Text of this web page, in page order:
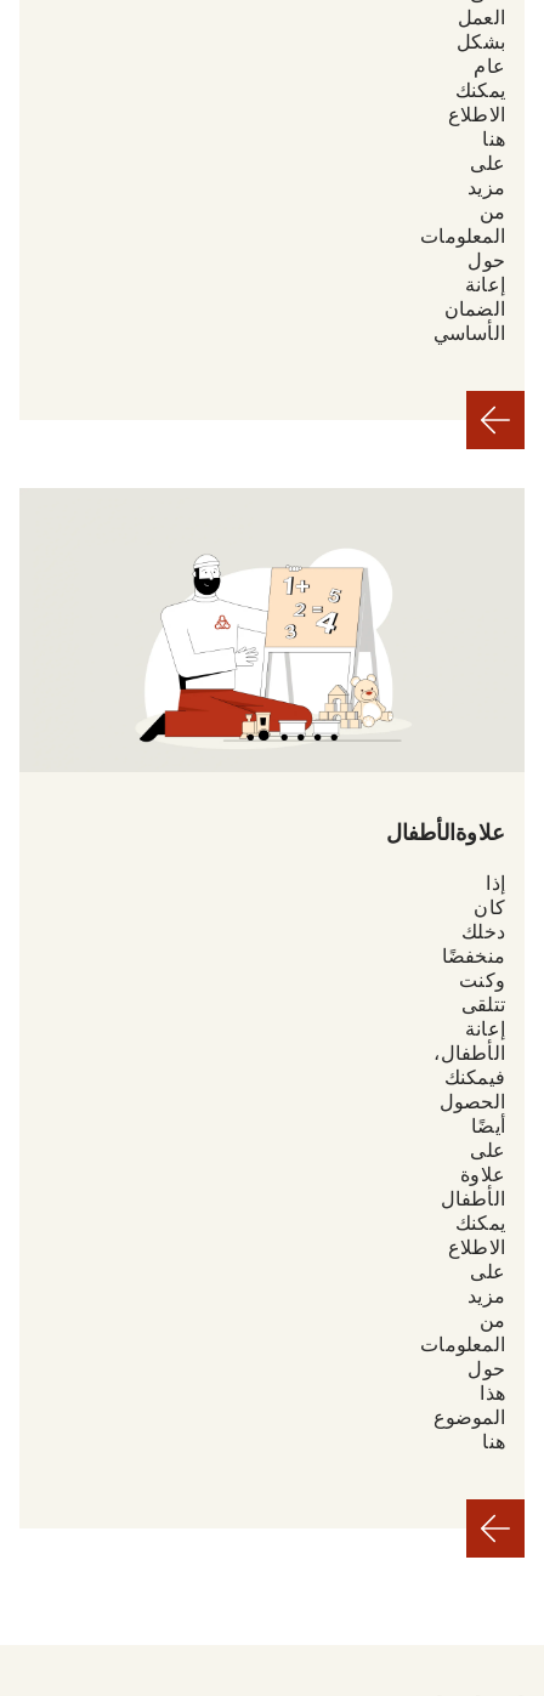
العمل
بشكل
عام.
يمكنك
الاطلاع
هنا
على
مزيد
من
المعلومات
حول
إعانة
الضمان
الأساسي.
علاوة الأطفال
إذا
كان
دخلك
منخفضًا
وكنت
تتلقى
إعانة
الأطفال،
فيمكنك
الحصول
أيضًا
على
علاوة
الأطفال.
يمكنك
الاطلاع
على
مزيد
من
المعلومات
حول
هذا
الموضوع
هنا.